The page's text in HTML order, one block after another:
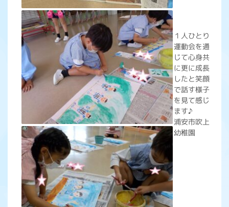
１人ひとり
運動会を通
じて心身共
に更に成長
したと笑顔
で話す様子
を見て感じ
ます♪
浦安市吹上
幼稚園